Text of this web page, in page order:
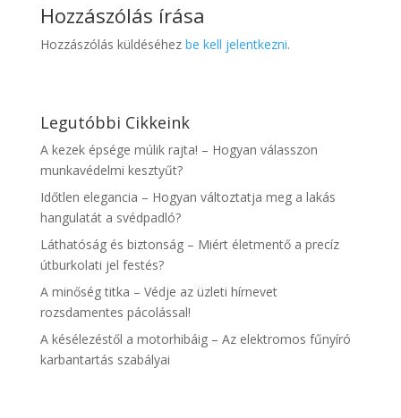
Hozzászólás írása
Hozzászólás küldéséhez be kell jelentkezni.
Legutóbbi Cikkeink
A kezek épsége múlik rajta! – Hogyan válasszon
munkavédelmi kesztyűt?
Időtlen elegancia – Hogyan változtatja meg a lakás
hangulatát a svédpadló?
Láthatóság és biztonság – Miért életmentő a precíz
útburkolati jel festés?
A minőség titka – Védje az üzleti hírnevet
rozsdamentes pácolással!
A késélezéstől a motorhibáig – Az elektromos fűnyíró
karbantartás szabályai